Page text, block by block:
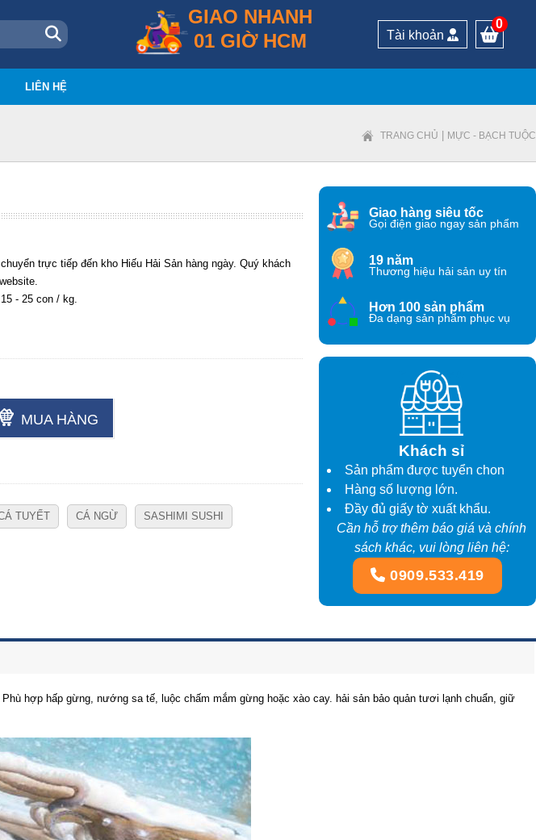
GIAO NHANH
01 GIỜ HCM
Tài khoản
0
LIÊN HỆ
TRANG CHỦ MỰC - BẠCH TUỘC
trực tiếp đến kho Hiếu Hải Sản hàng ngày. Quý khách
- 25 con / kg.
MUA HÀNG
TUYẾT CÁ NGỪ SASHIMI SUSHI
Giao hàng siêu tốc
Gọi điện giao ngay sản phẩm
19 năm
Thương hiệu hải sản uy tín
Hơn 100 sản phẩm
Đa dạng sản phẩm phục vụ
Khách sỉ
Sản phẩm được tuyển chon
Hàng số lượng lớn.
Đầy đủ giấy tờ xuất khẩu.
Cần hỗ trợ thêm báo giá và chính
sách khác, vui lòng liên hệ:
0909.533.419
hợp hấp gừng, nướng sa tế, luộc chấm mắm gừng hoặc xào cay. hải sản bảo quản tươi lạnh chuẩn, giữ